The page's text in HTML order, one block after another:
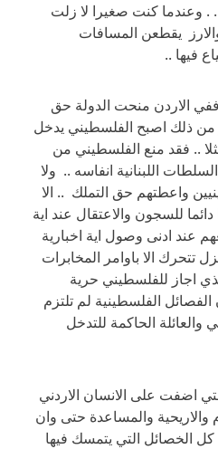
. . وعندما كنت صغيرا لا زلت
يقطعن المسافات
فيها ..
الاردن منحت الدولة حق
من ذلك اصبح الفلسطيني يدخل
.. فقد منع الفلسطيني من
اللبنانية انفاسه .. ولا
واعطتهم حق التملك .. الا
للسجون والاعتقال عند اية
عند ادنى وصول اية اخبارية
الا باوامر المخابرات
اجاز للفلسطيني حرية
الفلسطينية لم تلتزم
الحاكمة للتدخل
اضفت على الانسان الاردني
والاريحية والمساعدة حتى وان
الخصائل التي يتمسك فيها